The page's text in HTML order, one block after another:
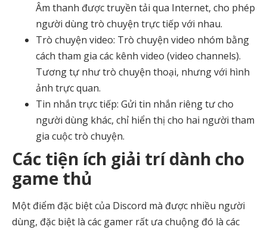
Âm thanh được truyền tải qua Internet, cho phép
người dùng trò chuyện trực tiếp với nhau.
Trò chuyện video: Trò chuyện video nhóm bằng
cách tham gia các kênh video (video channels).
Tương tự như trò chuyện thoại, nhưng với hình
ảnh trực quan.
Tin nhắn trực tiếp: Gửi tin nhắn riêng tư cho
người dùng khác, chỉ hiển thị cho hai người tham
gia cuộc trò chuyện.
Các tiện ích giải trí dành cho
game thủ
Một điểm đặc biệt của Discord mà được nhiều người
dùng, đặc biệt là các gamer rất ưa chuộng đó là các